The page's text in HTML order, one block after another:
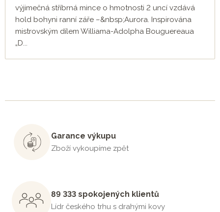
výjimečná stříbrná mince o hmotnosti 2 uncí vzdává
hold bohyni ranní záře –&nbsp;Aurora. Inspirována
mistrovským dílem Williama-Adolpha Bouguereaua
„D...
Garance výkupu
Zboží vykoupíme zpět
89 333 spokojených klientů
Lídr českého trhu s drahými kovy